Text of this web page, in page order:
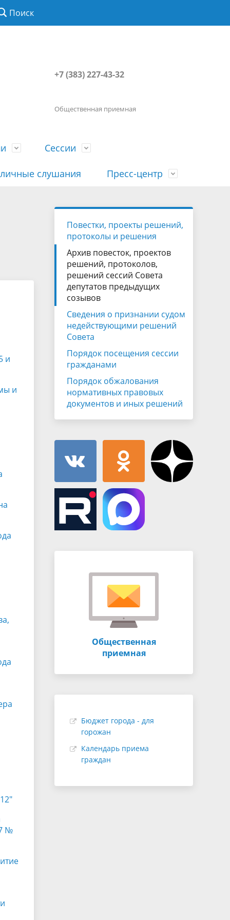
Поиск
+7 (383) 227-43-32
Общественная приемная
История
Муниципальная служба
Объявления
Сессии
Порядок посещения сессии
гражданами
Сведения о доходах, расходах, об
имуществе, обязательствах
имущественного характера
Информационные материалы
слушания Пресс-центр
Наша "Прямая линия"
и
и
№
Повестки, проекты решений,
протоколы и решения
Архив повесток, проектов
решений, протоколов,
решений сессий Совета
депутатов предыдущих
созывов
Сведения о признании судом
недействующими решений
Совета
Порядок посещения сессии
гражданами
Порядок обжалования
нормативных правовых
документов и иных решений
Общественная
приемная
Бюджет города - для
горожан
Календарь приема
граждан